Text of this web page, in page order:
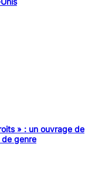
» : un ouvrage de
de genre